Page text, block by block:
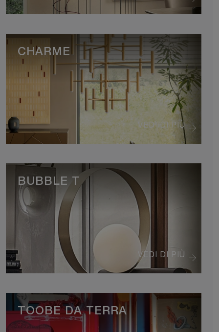
VEDI DI PIÙ
CHARME
VEDI DI PIÙ
BUBBLE T
TOOBE DA TERRA